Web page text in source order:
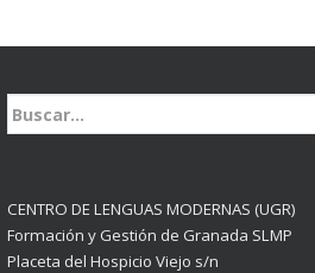
Buscar:
CENTRO DE LENGUAS MODERNAS (UGR)
Formación y Gestión de Granada SLMP
Placeta del Hospicio Viejo s/n